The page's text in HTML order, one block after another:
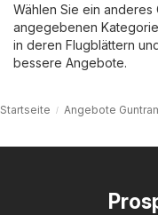
Wählen Sie ein anderes
angegebenen Kategorie
in deren Flugblättern
bessere Angebote.
Startseite Angebote